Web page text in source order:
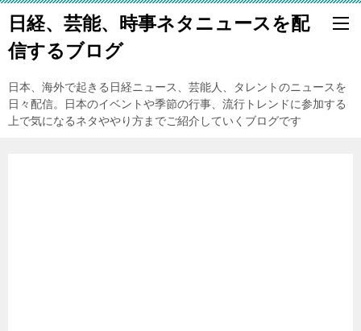
日経、芸能、時事ネタニュースを配
信するブログ
日本、海外で起きる日経ニュース、芸能人、タレントのニュースを
日々配信。日本のイベントや季節の行事、流行トレンドに参加する
上で気になるネタややり方までご紹介していくブログです